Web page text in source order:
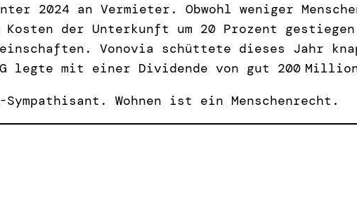
2024 an Vermieter. Obwohl weniger
der Unterkunft um 20 Prozent
Vonovia schüttete dieses Jahr
mit einer Dividende von gut 200
Wohnen ist ein Menschenrecht.